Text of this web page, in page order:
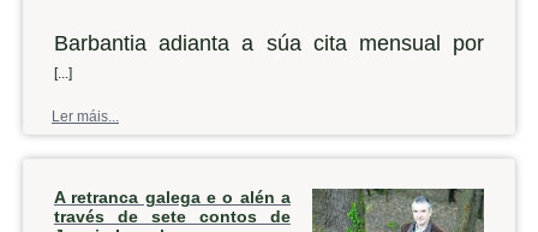
Barbantia adianta a súa cita mensual por
mor das festas do Nadal, así que este
venres a asociación cultural levará a cabo
na casa de cultura noiesa unha nova
historiador Pedro García Vidal, que falará do
[...]
Ler máis...
A retranca galega e o alén a
través de sete contos de